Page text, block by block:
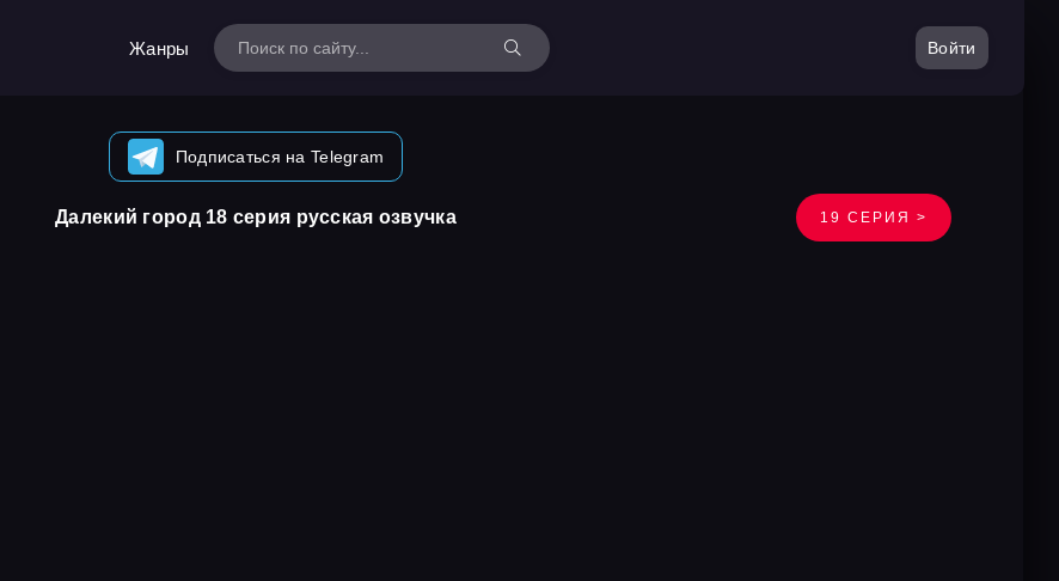
Жанры Войти
Подписаться на Telegram
Далекий город 18 серия русская озвучка 19 СЕРИЯ >